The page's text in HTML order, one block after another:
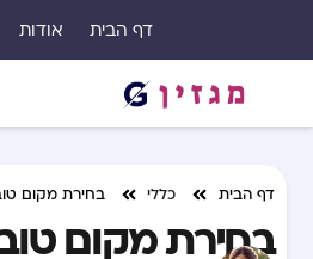
דף הבית אודות
דף הבית כללי בחירת מקום
בחירת מקום